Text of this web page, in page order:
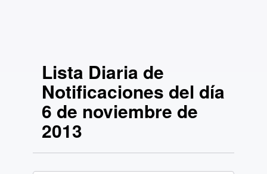
Lista Diaria de
Notificaciones del día
6 de noviembre de
2013